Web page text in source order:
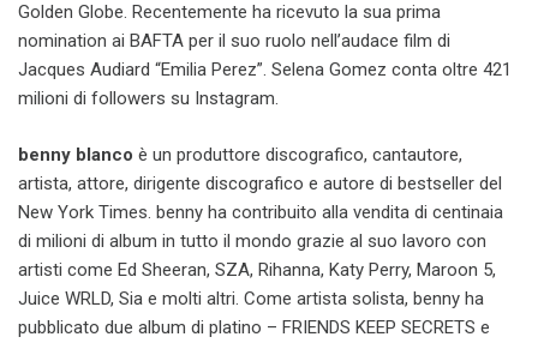
Golden Globe. Recentemente ha ricevuto la sua prima
nomination ai BAFTA per il suo ruolo nell’audace film di
Jacques Audiard “Emilia Perez”. Selena Gomez conta oltre 421
milioni di followers su Instagram.
benny blanco è un produttore discografico, cantautore,
artista, attore, dirigente discografico e autore di bestseller del
New York Times. benny ha contribuito alla vendita di centinaia
di milioni di album in tutto il mondo grazie al suo lavoro con
artisti come Ed Sheeran, SZA, Rihanna, Katy Perry, Maroon 5,
Juice WRLD, Sia e molti altri. Come artista solista, benny ha
pubblicato due album di platino – FRIENDS KEEP SECRETS e